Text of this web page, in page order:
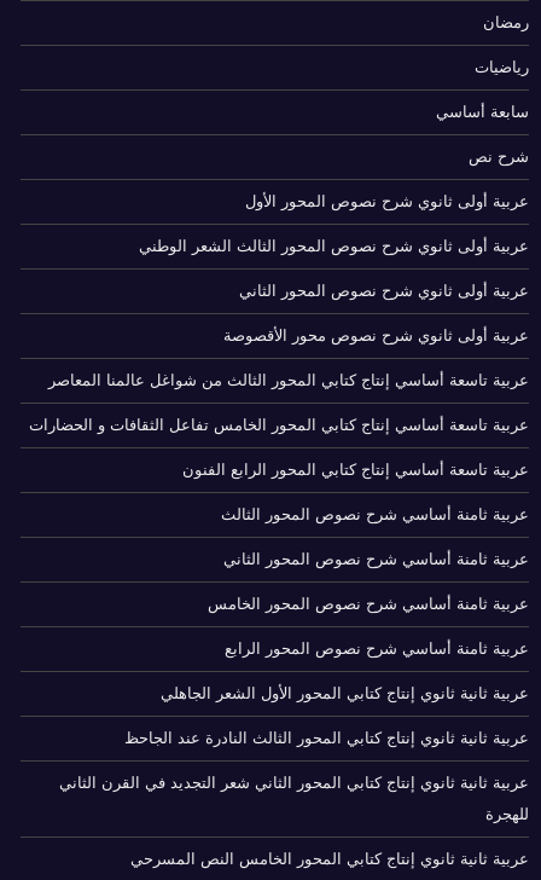
رمضان
رياضيات
سابعة أساسي
شرح نص
عربية أولى ثانوي شرح نصوص المحور الأول
عربية أولى ثانوي شرح نصوص المحور الثالث الشعر الوطني
عربية أولى ثانوي شرح نصوص المحور الثاني
عربية أولى ثانوي شرح نصوص محور الأقصوصة
عربية تاسعة أساسي إنتاج كتابي المحور الثالث من شواغل عالمنا المعاصر
عربية تاسعة أساسي إنتاج كتابي المحور الخامس تفاعل الثقافات و الحضارات
عربية تاسعة أساسي إنتاج كتابي المحور الرابع الفنون
عربية ثامنة أساسي شرح نصوص المحور الثالث
عربية ثامنة أساسي شرح نصوص المحور الثاني
عربية ثامنة أساسي شرح نصوص المحور الخامس
عربية ثامنة أساسي شرح نصوص المحور الرابع
عربية ثانية ثانوي إنتاج كتابي المحور الأول الشعر الجاهلي
عربية ثانية ثانوي إنتاج كتابي المحور الثالث النادرة عند الجاحظ
عربية ثانية ثانوي إنتاج كتابي المحور الثاني شعر التجديد في القرن الثاني
للهجرة
عربية ثانية ثانوي إنتاج كتابي المحور الخامس النص المسرحي